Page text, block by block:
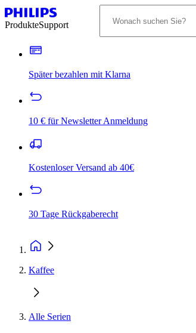
ProdukteSupport
Später bezahlen mit Klarna
10 € für Newsletter Anmeldung
Kostenloser Versand ab 40€
30 Tage Rückgaberecht
Kaffee
Alle Serien